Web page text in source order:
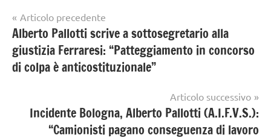
Navigazione
articoli
Articolo precedente
Alberto Pallotti scrive a sottosegretario alla
giustizia Ferraresi: “Patteggiamento in concorso
di colpa è anticostituzionale”
Articolo successivo
Incidente Bologna, Alberto Pallotti (A.I.F.V.S.):
“Camionisti pagano conseguenza di lavoro